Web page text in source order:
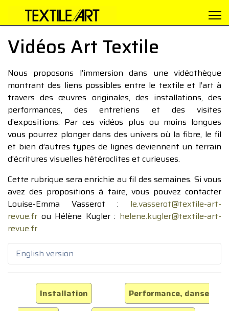
Vidéos Art Textile
Nous proposons l’immersion dans une vidéothèque
montrant des liens possibles entre le textile et l’art à
travers des œuvres originales, des installations, des
performances, des entretiens et des visites
d’expositions. Par ces vidéos plus ou moins longues
vous pourrez plonger dans des univers où la fibre, le fil
et bien d’autres types de lignes deviennent un terrain
d’écritures visuelles hétéroclites et curieuses.
Cette rubrique sera enrichie au fil des semaines. Si vous
avez des propositions à faire, vous pouvez contacter
Louise-Emma Vasserot : le.vasserot@textile-art-
revue.fr ou Hélène Kugler : helene.kugler@textile-art-
revue.fr
English version
Installation
Performance, danse